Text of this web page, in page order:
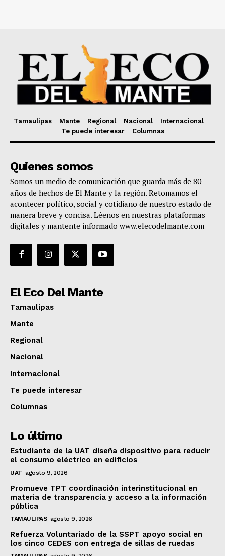
Tamaulipas Mante Regional Nacional
Internacional
Te puede interesar
Columnas
Quienes somos
Somos un medio de comunicación que guarda más de 80
años de hechos de El Mante y la región. Retomamos el
acontecer político, social y cotidiano de nuestro estado de
manera breve y concisa. Léenos en nuestras plataformas
digitales y mantente informado www.elecodelmante.com
El Eco Del Mante
Tamaulipas
Mante
Regional
Nacional
Internacional
Te puede interesar
Columnas
Lo último
Estudiante de la UAT diseña dispositivo para reducir
el consumo eléctrico en edificios
UAT agosto 9, 2026
Promueve TPT coordinación interinstitucional en
materia de transparencia y acceso a la información
pública
TAMAULIPAS agosto 9, 2026
Refuerza Voluntariado de la SSPT apoyo social en
los cinco CEDES con entrega de sillas de ruedas